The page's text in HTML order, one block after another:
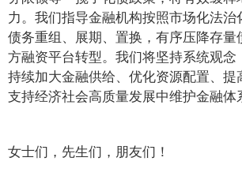
力。我们指导金融机构按照市场化法
债务重组、展期、置换，有序压降存
方融资平台转型。我们将坚持系统观念
持续加大金融供给、优化资源配置、提
支持经济社会高质量发展中维护金融体
女士们，先生们，朋友们！